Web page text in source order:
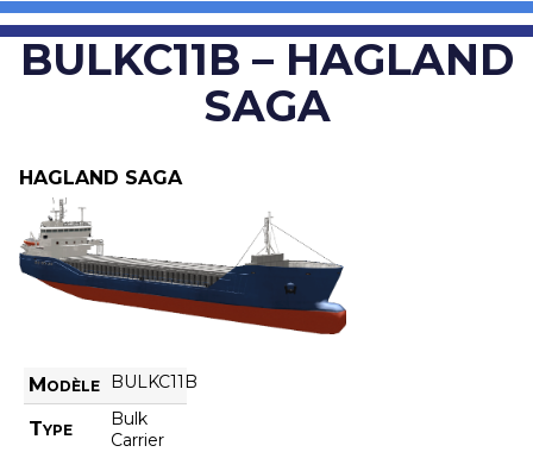
BULKC11B – HAGLAND
SAGA
HAGLAND SAGA
Modèle BULKC11B
Type
Bulk
Carrier